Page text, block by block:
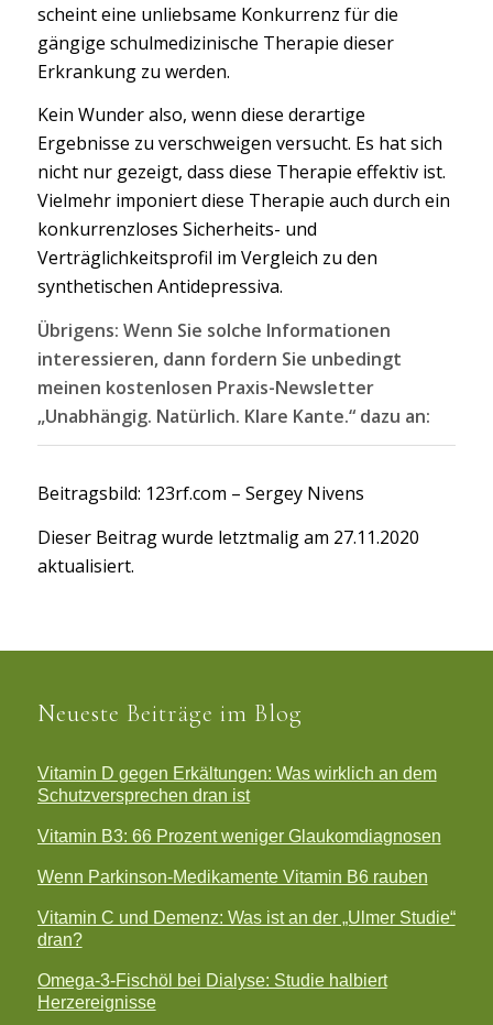
scheint eine unliebsame Konkurrenz für die
gängige schulmedizinische Therapie dieser
Erkrankung zu werden.
Kein Wunder also, wenn diese derartige
Ergebnisse zu verschweigen versucht. Es hat sich
nicht nur gezeigt, dass diese Therapie effektiv ist.
Vielmehr imponiert diese Therapie auch durch ein
konkurrenzloses Sicherheits- und
Verträglichkeitsprofil im Vergleich zu den
synthetischen Antidepressiva.
Übrigens: Wenn Sie solche Informationen
interessieren, dann fordern Sie unbedingt
meinen kostenlosen Praxis-Newsletter
„Unabhängig. Natürlich. Klare Kante.“ dazu an:
Beitragsbild: 123rf.com – Sergey Nivens
Dieser Beitrag wurde letztmalig am 27.11.2020
aktualisiert.
Neueste Beiträge im Blog
Vitamin D gegen Erkältungen: Was wirklich an dem
Schutzversprechen dran ist
Vitamin B3: 66 Prozent weniger Glaukomdiagnosen
Wenn Parkinson-Medikamente Vitamin B6 rauben
Vitamin C und Demenz: Was ist an der „Ulmer Studie“
dran?
Omega-3-Fischöl bei Dialyse: Studie halbiert
Herzereignisse